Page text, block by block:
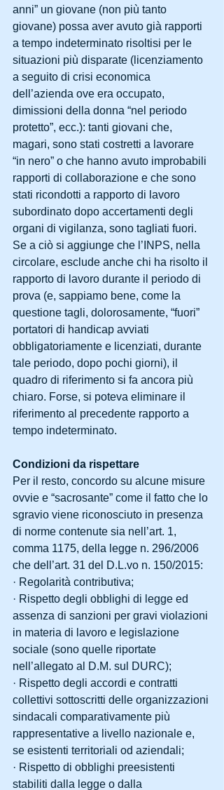
anni” un giovane (non più tanto
giovane) possa aver avuto già rapporti
a tempo indeterminato risoltisi per le
situazioni più disparate (licenziamento
a seguito di crisi economica
dell’azienda ove era occupato,
dimissioni della donna “nel periodo
protetto”, ecc.): tanti giovani che,
magari, sono stati costretti a lavorare
“in nero” o che hanno avuto improbabili
rapporti di collaborazione e che sono
stati ricondotti a rapporto di lavoro
subordinato dopo accertamenti degli
organi di vigilanza, sono tagliati fuori.
Se a ciò si aggiunge che l’INPS, nella
circolare, esclude anche chi ha risolto il
rapporto di lavoro durante il periodo di
prova (e, sappiamo bene, come la
questione tagli, dolorosamente, “fuori”
portatori di handicap avviati
obbligatoriamente e licenziati, durante
tale periodo, dopo pochi giorni), il
quadro di riferimento si fa ancora più
chiaro. Forse, si poteva eliminare il
riferimento al precedente rapporto a
tempo indeterminato.
Condizioni da rispettare
Per il resto, concordo su alcune misure
ovvie e “sacrosante” come il fatto che lo
sgravio viene riconosciuto in presenza
di norme contenute sia nell’art. 1,
comma 1175, della legge n. 296/2006
che dell’art. 31 del D.L.vo n. 150/2015:
· Regolarità contributiva;
· Rispetto degli obblighi di legge ed
assenza di sanzioni per gravi violazioni
in materia di lavoro e legislazione
sociale (sono quelle riportate
nell’allegato al D.M. sul DURC);
· Rispetto degli accordi e contratti
collettivi sottoscritti delle organizzazioni
sindacali comparativamente più
rappresentative a livello nazionale e,
se esistenti territoriali od aziendali;
· Rispetto di obblighi preesistenti
stabiliti dalla legge o dalla